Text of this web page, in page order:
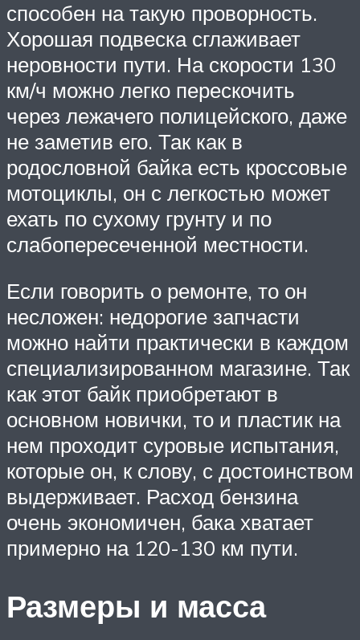
способен на такую проворность.
Хорошая подвеска сглаживает
неровности пути. На скорости 130
км/ч можно легко перескочить
через лежачего полицейского, даже
не заметив его. Так как в
родословной байка есть кроссовые
мотоциклы, он с легкостью может
ехать по сухому грунту и по
слабопересеченной местности.
Если говорить о ремонте, то он
несложен: недорогие запчасти
можно найти практически в каждом
специализированном магазине. Так
как этот байк приобретают в
основном новички, то и пластик на
нем проходит суровые испытания,
которые он, к слову, с достоинством
выдерживает. Расход бензина
очень экономичен, бака хватает
примерно на 120-130 км пути.
Размеры и масса